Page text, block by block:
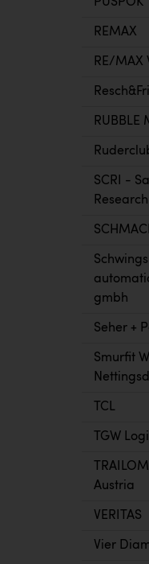
REMAX
RE/MAX
RUBBLE
SCRI -
gmbh
Seher +
Smurfit
TCL
TGW
Austria
VERITAS
Vier